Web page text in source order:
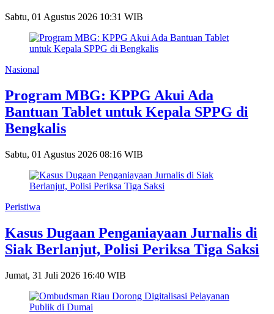
Sabtu, 01 Agustus 2026 10:31 WIB
Nasional
Program MBG: KPPG Akui Ada
Bantuan Tablet untuk Kepala SPPG di
Bengkalis
Sabtu, 01 Agustus 2026 08:16 WIB
Peristiwa
Kasus Dugaan Penganiayaan Jurnalis di
Siak Berlanjut, Polisi Periksa Tiga Saksi
Jumat, 31 Juli 2026 16:40 WIB